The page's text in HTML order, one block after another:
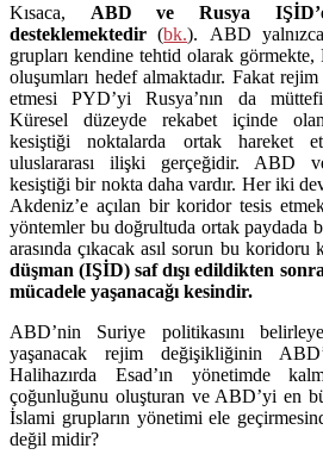
Kısaca, ABD ve Rusya
desteklemektedir(bk.). ABD
grupları kendine tehtid olarak görmekte,
oluşumları hedef almaktadır. Fakat
etmesi PYD’yi Rusya’nın da
Küresel düzeyde rekabet içinde olan
kesiştiği noktalarda ortak hareket
uluslararası ilişki gerçeğidir. ABD ve
kesiştiği bir nokta daha vardır. Her iki
Akdeniz’e açılan bir koridor tesis
yöntemler bu doğrultuda ortak paydada
arasında çıkacak asıl sorun bu koridoru
düşman (IŞİD) saf dışı edildikten
mücadele yaşanacağı kesindir.
ABD’nin Suriye politikasını
yaşanacak rejim değişikliğinin
Halihazırda Esad’ın yönetimde
çoğunluğunu oluşturan ve ABD’yi en
İslami grupların yönetimi ele
değil midir?